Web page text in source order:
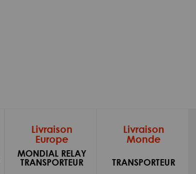
Livraison
Europe
MONDIAL RELAY
TRANSPORTEUR
Livraison
Monde
TRANSPORTEUR